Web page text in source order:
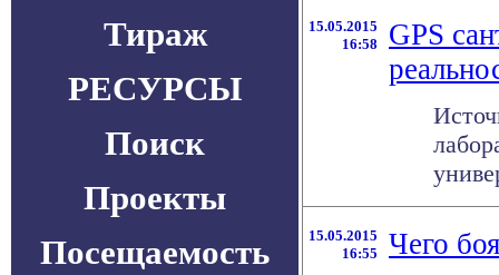
Тираж
РЕСУРСЫ
Поиск
Проекты
Посещаемость
15.05.2015
16:58
GPS
15.05.2015
16:55
Чего